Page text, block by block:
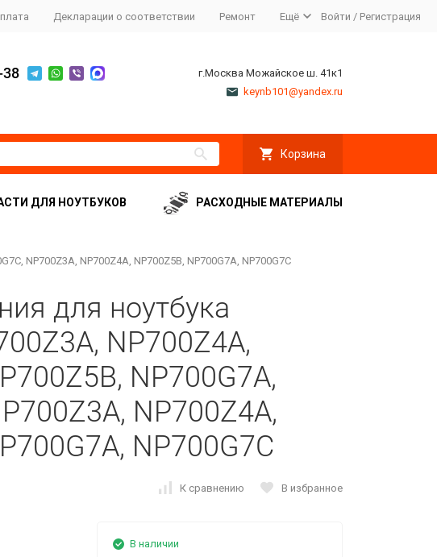
Декларации о соответствии Ремонт Ещё Войти / Регистрация
38
г.Москва Можайское ш. 41к1
keynb101@yandex.ru
Корзина
ДЛЯ НОУТБУКОВ РАСХОДНЫЕ МАТЕРИАЛЫ
NP700Z3A, NP700Z4A, NP700Z5B, NP700G7A, NP700G7C
для ноутбука
NP700Z4A,
NP700G7A,
NP700Z4A,
NP700G7C
К сравнению В избранное
В наличии